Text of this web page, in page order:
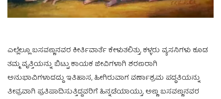
ಎಲ್ಲೆಲ್ಲೂ ಬಸವಣ್ಣನವರ ಕೀರ್ತಿವಾರ್ತೆ ಕೇಳುತಲಿತ್ತು, ಕಳ್ಳರು ವ್ಯಸನಿಗಳು ಕೂಡ
ತಮ್ಮ ವೃತ್ತಿಯನ್ನು ಬಿಟ್ಟು ಕಾಯಕ ಜೀವಿಗಳಾಗಿ ಶರಣರಾಗಿ
ಅನುಭಾವಿಗಳಾದದ್ದು ಇತಿಹಾಸ, ಹೀಗಿರುವಾಗ ವರ್ಣಾಶ್ರಮ ಪದ್ಧತಿಯನ್ನು
ತೀವ್ರವಾಗಿ ಪ್ರತಿಪಾದಿಸುತ್ತಿದ್ದವರಿಗೆ ಹಿನ್ನಡೆಯಾಯ್ತು, ಅಣ್ಣ ಬಸವಣ್ಣನವರ